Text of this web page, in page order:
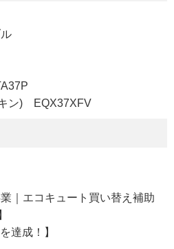
キン) EQX37XFV
｜エコキュート買い替え補助
達成！】